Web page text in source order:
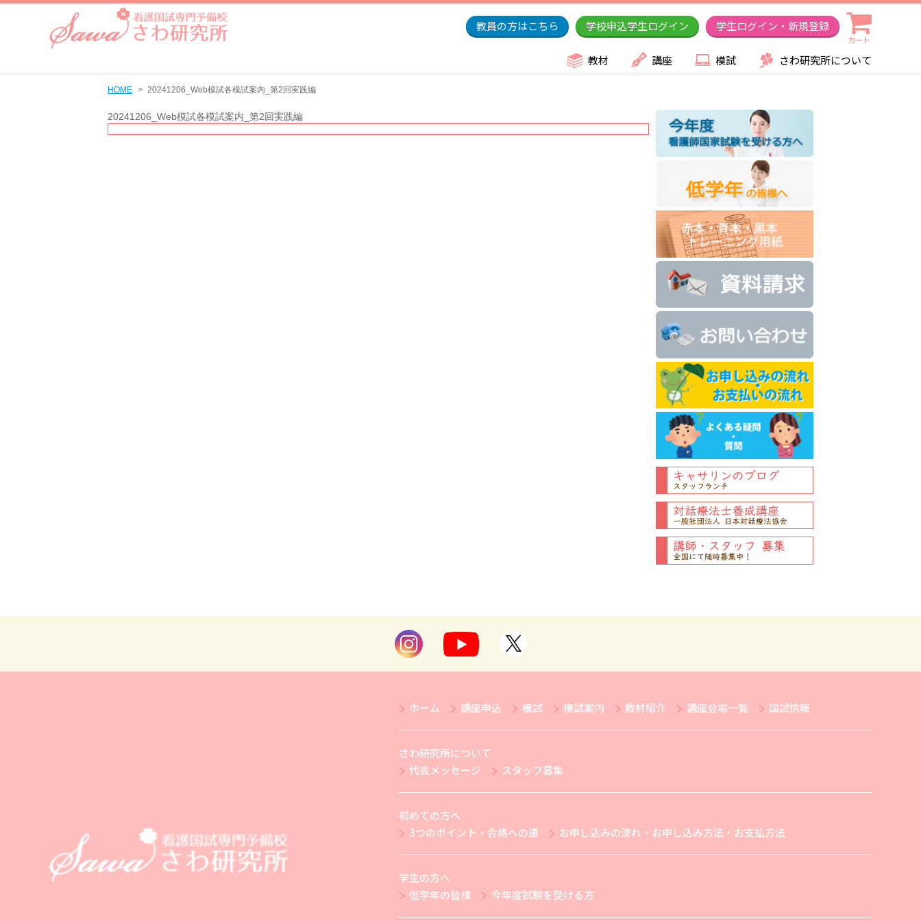
教員の方はこちら 学校申込学生ログイン 学生ログイン・新規登録
カート
教材 講座 模試 さわ研究所について
HOME 20241206_Web模試各模試案内_第2回実践編
20241206_Web模試各模試案内_第2回実践編
ホーム 講座申込 模試 模試案内 教材紹介 講座会場一覧 国試情報
さわ研究所について
代表メッセージ
スタッフ募集
初めての方へ
3つのポイント・合格への道
お申し込みの流れ・お申し込み方法・お支払方法
学生の方へ
低学年の皆様
今年度試験を受ける方